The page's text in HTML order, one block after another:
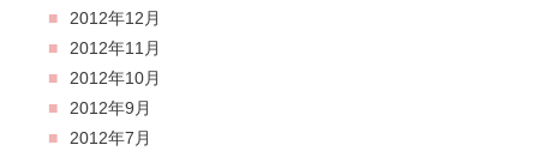
2012年12月
2012年11月
2012年10月
2012年9月
2012年7月